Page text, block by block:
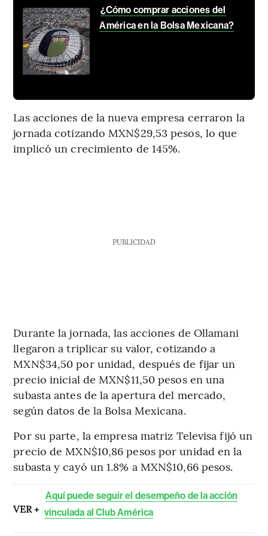
¿Cómo comprar acciones del
América en la Bolsa Mexicana?
Las acciones de la nueva empresa cerraron la
jornada cotizando MXN$29,53 pesos, lo que
implicó un crecimiento de 145%.
PUBLICIDAD
Durante la jornada, las acciones de Ollamani
llegaron a triplicar su valor, cotizando a
MXN$34,50 por unidad, después de fijar un
precio inicial de MXN$11,50 pesos en una
subasta antes de la apertura del mercado,
según datos de la Bolsa Mexicana.
Por su parte, la empresa matriz Televisa fijó un
precio de MXN$10,86 pesos por unidad en la
subasta y cayó un 1.8% a MXN$10,66 pesos.
VER +
Aquí puede seguir el desempeño de la acción
vinculada al Club América